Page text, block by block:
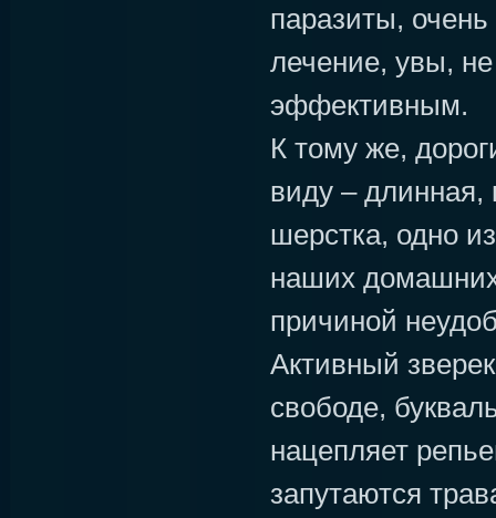
паразиты,
лечение, увы,
эффективным.
К тому же,
виду – длинная,
шерстка, одно
наших
причиной
Активный
свободе,
нацепляет
запутаются